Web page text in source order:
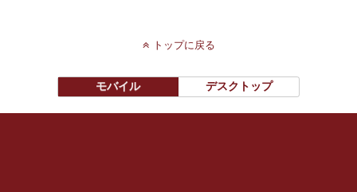
トップに戻る
モバイル デスクトップ